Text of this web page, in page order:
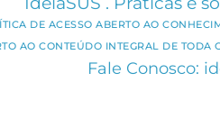
DE ACESSO ABERTO AO
AO CONTEÚDO INTEGRAL DE
Fale Conosco: